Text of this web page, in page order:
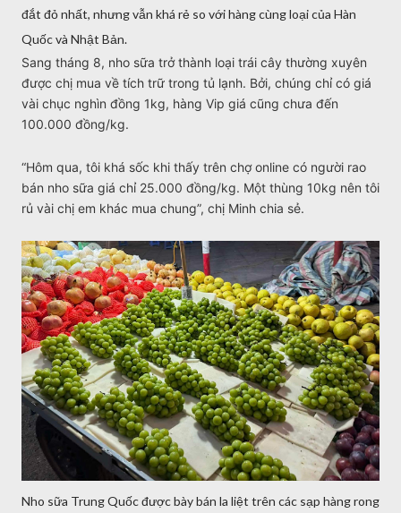
đắt đỏ nhất, nhưng vẫn khá rẻ so với hàng cùng loại của Hàn
Quốc và Nhật Bản.
Sang tháng 8, nho sữa trở thành loại trái cây thường xuyên
được chị mua về tích trữ trong tủ lạnh. Bởi, chúng chỉ có giá
vài chục nghìn đồng 1kg, hàng Vip giá cũng chưa đến
100.000 đồng/kg.
“Hôm qua, tôi khá sốc khi thấy trên chợ online có người rao
bán nho sữa giá chỉ 25.000 đồng/kg. Một thùng 10kg nên tôi
rủ vài chị em khác mua chung”, chị Minh chia sẻ.
Nho sữa Trung Quốc được bày bán la liệt trên các sạp hàng rong